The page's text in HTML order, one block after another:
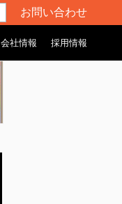
お問い合わせ
会社情報 採用情報